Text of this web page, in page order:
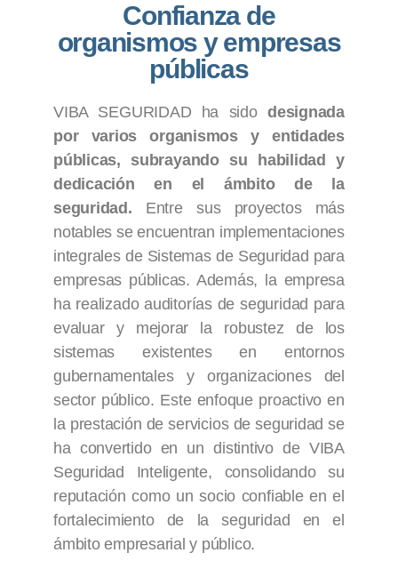
Confianza de
organismos y empresas
públicas
VIBA SEGURIDAD ha sidodesignada
por varios organismos y entidades
públicas, subrayando su habilidad y
dedicación en el ámbito de la
seguridad. Entre sus proyectos más
notables se encuentran implementaciones
integrales de Sistemas de Seguridad para
empresas públicas. Además, la empresa
ha realizado auditorías de seguridad para
evaluar y mejorar la robustez de los
sistemas existentes en entornos
gubernamentales y organizaciones del
sector público. Este enfoque proactivo en
la prestación de servicios de seguridad se
ha convertido en un distintivo de VIBA
Seguridad Inteligente, consolidando su
reputación como un socio confiable en el
fortalecimiento de la seguridad en el
ámbito empresarial y público.